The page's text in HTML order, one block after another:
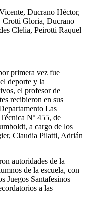
Ducrano Héctor,
Crotti Gloria, Ducrano
Clelia, Peirotti Raquel
primera vez fue
deporte y la
el profesor de
recibieron en sus
Las
Nº 455, de
a cargo de los
Claudia Pilatti, Adrián
autoridades de la
de la escuela, con
Juegos Santafesinos
a las